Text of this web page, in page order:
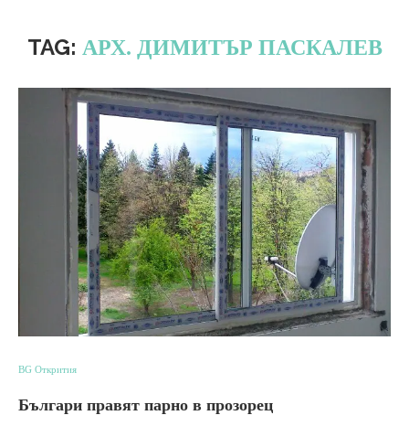
TAG: АРХ. ДИМИТЪР ПАСКАЛЕВ
BG Открития
Българи правят парно в прозорец